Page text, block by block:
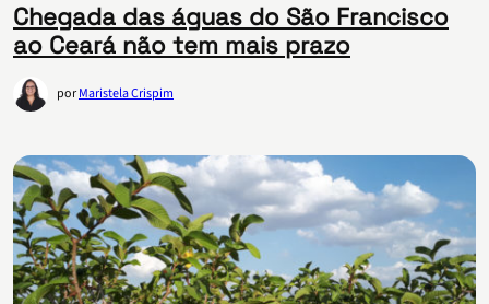
Chegada das águas do São Francisco
ao Ceará não tem mais prazo
porMaristela Crispim